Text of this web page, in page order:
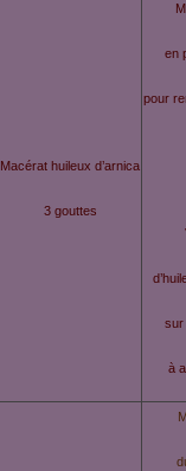
Macérat huileux d’arnica
3 gouttes
en
pour
sur
à